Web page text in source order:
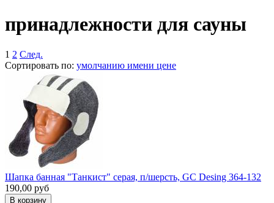
принадлежности для сауны
1 2 След.
Сортировать по: умолчанию имени цене
Шапка банная "Танкист" серая, п/шерсть, GC Desing 364-132
190,00 руб